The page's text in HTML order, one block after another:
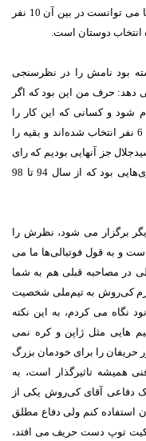
بودند و من فکر می‌کنم نام رضا حسن‌زاده‌ قطعا می‌ توانست در بین آن 10 نفر
انتخاب دوستان است.
بود نامش را در نظرسنجی
می‌ دهد: حرف من این بود که اگر
شود و کسانی که این کار را
می‌کنند باید بی طرف باشند. به هر حال از قبل 6 نفر انتخاب شده‌اند و بقیه را
جز آنهایی بودیم که رای
بالایی آوردیم. این جریان دقیقا شبیه به بی‌مهری‌هایی بود که از سال 94 تا 98
برگزار می‌ شود، نظرش را
و به قول فوتبالی‌ها ما می‌
در مصاحبه قبلی هم به شما
کی‌روش به تیم‌ملی شخصیت
نگاه می‌ کردم، به این نکته
هایی مثل ژاپن و کره نمی‌
حریفان را برای خودمان بزرگ
همیشه تاثیرگذار است، به
دفاعی آقای کی‌روش یکی از
کنم ولی دفاع مطلق
توپ دست حریف می‌ افتد،